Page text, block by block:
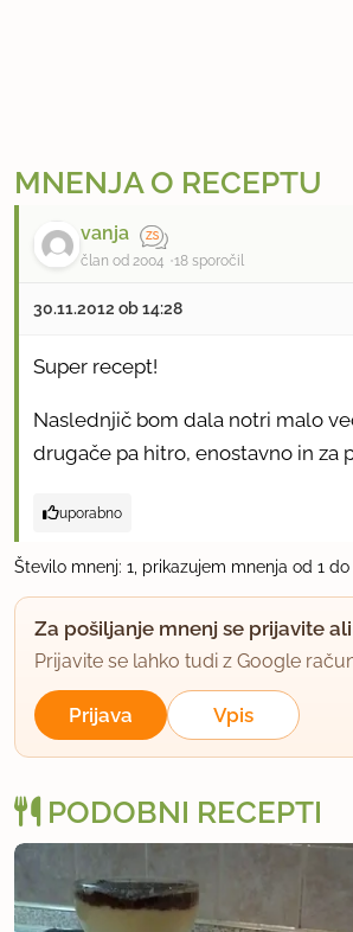
MNENJA O RECEPTU
vanja
član od 2004 18 sporočil
30.11.2012 ob 14:28
Super recept!
Naslednjič bom dala notri malo
drugače pa hitro, enostavno in za
uporabno
Število mnenj: 1, prikazujem mnenja od 1 do
Za pošiljanje mnenj se prijavite
Prijavite se lahko tudi z Google
Prijava Vpis
PODOBNI RECEPTI